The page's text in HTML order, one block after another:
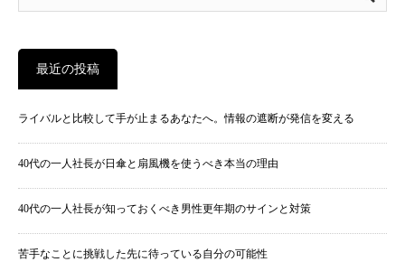
最近の投稿
ライバルと比較して手が止まるあなたへ。情報の遮断が発信を変える
40代の一人社長が日傘と扇風機を使うべき本当の理由
40代の一人社長が知っておくべき男性更年期のサインと対策
苦手なことに挑戦した先に待っている自分の可能性